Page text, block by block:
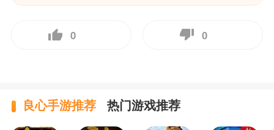
0 0
良心手游推荐 热门游戏推荐